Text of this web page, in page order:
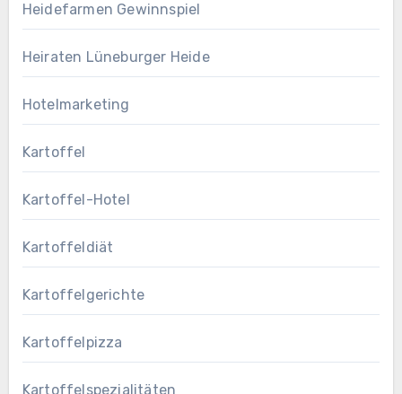
Heidefarmen Gewinnspiel
Heiraten Lüneburger Heide
Hotelmarketing
Kartoffel
Kartoffel-Hotel
Kartoffeldiät
Kartoffelgerichte
Kartoffelpizza
Kartoffelspezialitäten